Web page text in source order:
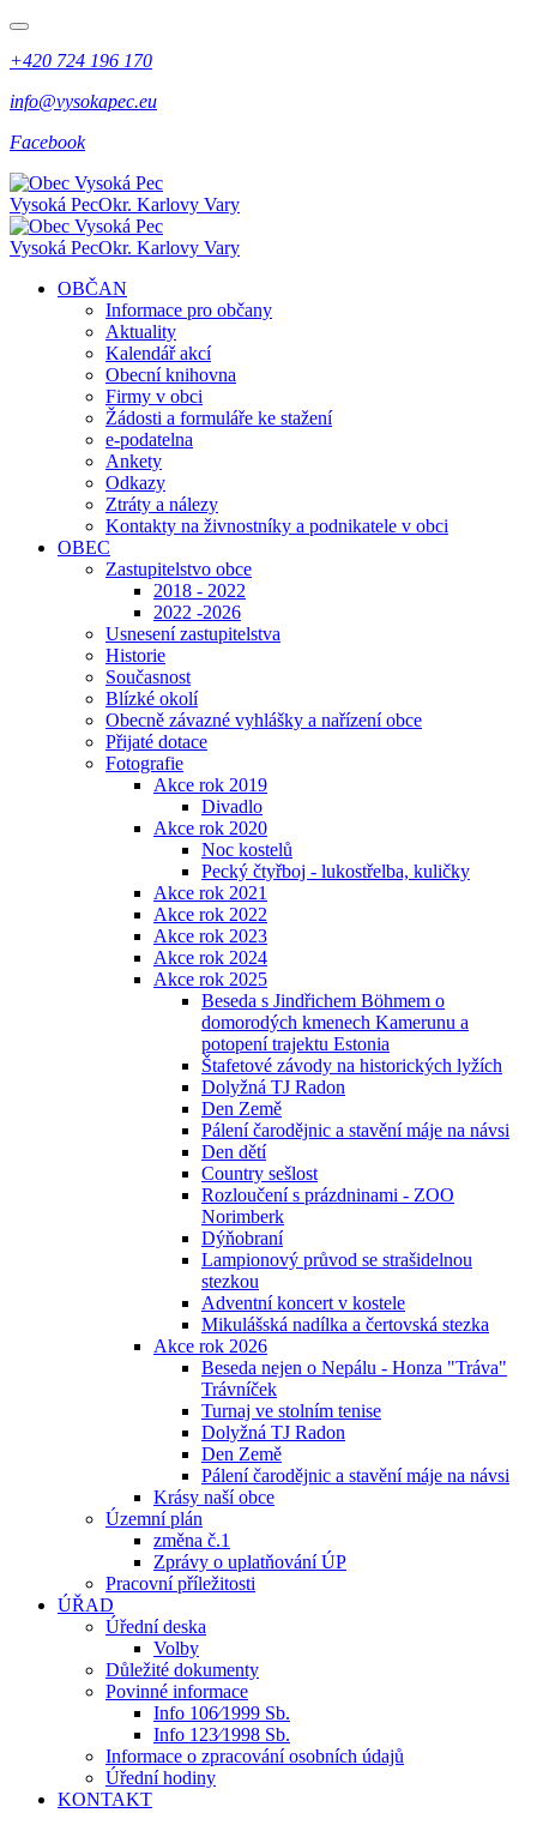
+420 724 196 170
info@vysokapec.eu
Facebook
Vysoká PecOkr. Karlovy Vary
Vysoká PecOkr. Karlovy Vary
OBČAN
Informace pro občany
Aktuality
Kalendář akcí
Obecní knihovna
Firmy v obci
Žádosti a formuláře ke stažení
e-podatelna
Ankety
Odkazy
Ztráty a nálezy
Kontakty na živnostníky a podnikatele v obci
OBEC
Zastupitelstvo obce
2018 - 2022
2022 -2026
Usnesení zastupitelstva
Historie
Současnost
Blízké okolí
Obecně závazné vyhlášky a nařízení obce
Přijaté dotace
Fotografie
Akce rok 2019
Divadlo
Akce rok 2020
Noc kostelů
Pecký čtyřboj - lukostřelba, kuličky
Akce rok 2021
Akce rok 2022
Akce rok 2023
Akce rok 2024
Akce rok 2025
Beseda s Jindřichem Böhmem o
domorodých kmenech Kamerunu a
potopení trajektu Estonia
Štafetové závody na historických lyžích
Dolyžná TJ Radon
Den Země
Pálení čarodějnic a stavění máje na návsi
Den dětí
Country sešlost
Rozloučení s prázdninami - ZOO
Norimberk
Dýňobraní
Lampionový průvod se strašidelnou
stezkou
Adventní koncert v kostele
Mikulášská nadílka a čertovská stezka
Akce rok 2026
Beseda nejen o Nepálu - Honza "Tráva"
Trávníček
Turnaj ve stolním tenise
Dolyžná TJ Radon
Den Země
Pálení čarodějnic a stavění máje na návsi
Krásy naší obce
Územní plán
změna č.1
Zprávy o uplatňování ÚP
Pracovní příležitosti
ÚŘAD
Úřední deska
Volby
Důležité dokumenty
Povinné informace
Info 106⁄1999 Sb.
Info 123⁄1998 Sb.
Informace o zpracování osobních údajů
Úřední hodiny
KONTAKT